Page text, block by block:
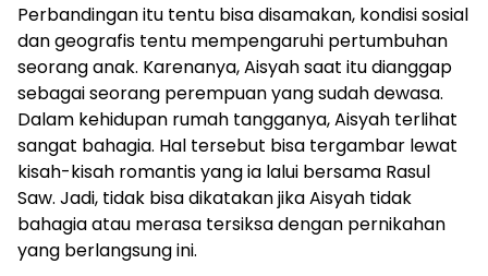
Perbandingan itu tentu bisa disamakan, kondisi sosial
dan geografis tentu mempengaruhi pertumbuhan
seorang anak. Karenanya, Aisyah saat itu dianggap
sebagai seorang perempuan yang sudah dewasa.
Dalam kehidupan rumah tangganya, Aisyah terlihat
sangat bahagia. Hal tersebut bisa tergambar lewat
kisah-kisah romantis yang ia lalui bersama Rasul
Saw. Jadi, tidak bisa dikatakan jika Aisyah tidak
bahagia atau merasa tersiksa dengan pernikahan
yang berlangsung ini.